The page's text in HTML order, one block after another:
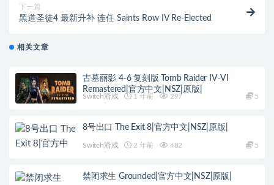
下一篇
黑道圣徒4 最新升补 连任 Saints Row IV Re-Elected
相关文章
古墓丽影 4-6 复刻版 Tomb Raider IV-VI
Remastered|官方中文|NSZ|原版|
Switch游戏 1 年前 297 5
8号出口 The Exit 8|官方中文|NSZ|原版|
Switch游戏 2 年前 482 5
禁闭求生 Grounded|官方中文|NSZ|原版|